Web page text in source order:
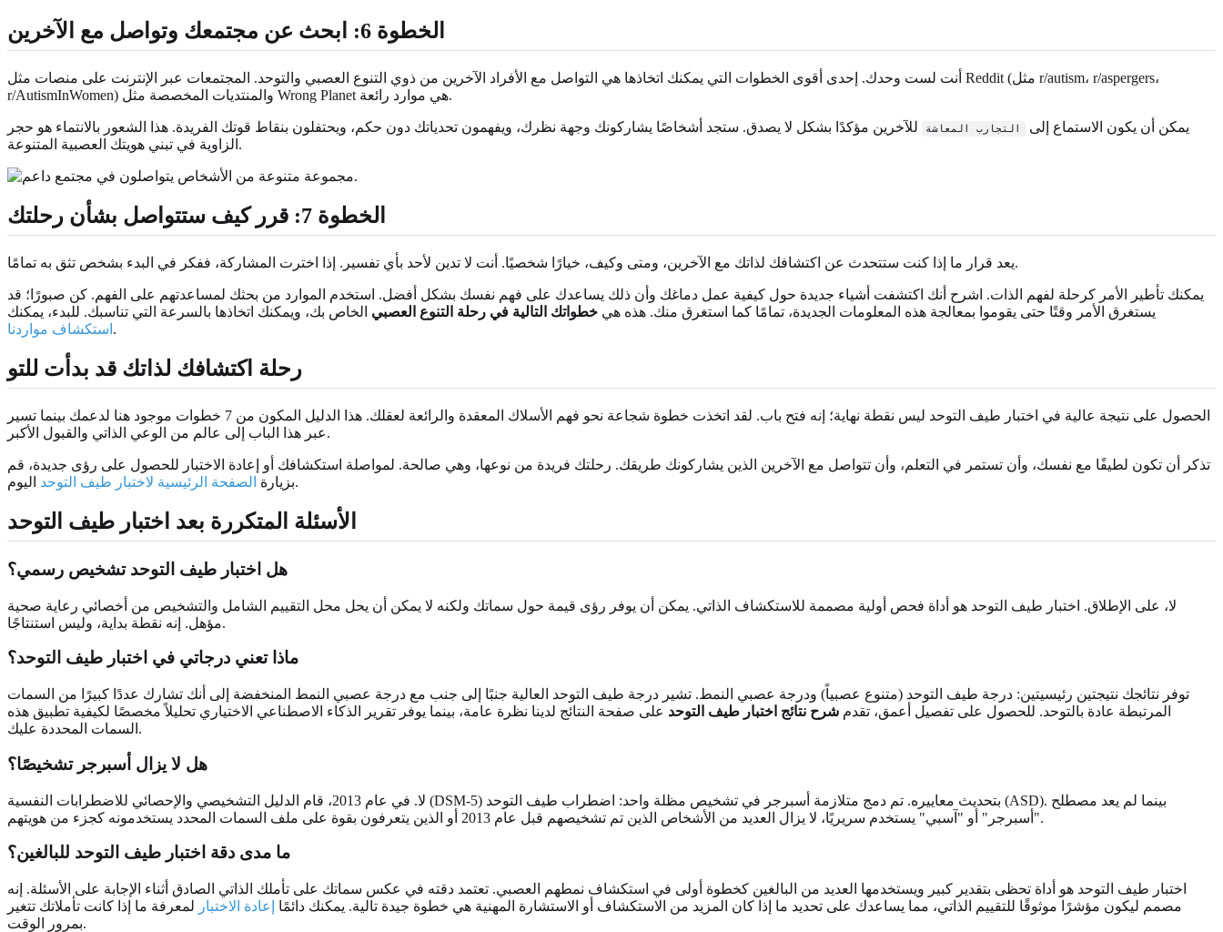
الخطوة 6: ابحث عن مجتمعك وتواصل مع الآخرين
أنت لست وحدك. إحدى أقوى الخطوات التي يمكنك اتخاذها هي التواصل مع الأفراد الآخرين من ذوي التنوع العصبي والتوحد. المجتمعات عبر الإنترنت على منصات مثل Reddit (مثل r/autism، r/aspergers،
r/AutismInWomen) والمنتديات المخصصة مثل Wrong Planet هي موارد رائعة.
يمكن أن يكون الاستماع إلى التجارب المعاشة
للآخرين مؤكدًا بشكل لا يصدق. ستجد أشخاصًا يشاركونك وجهة نظرك، ويفهمون تحدياتك دون حكم، ويحتفلون بنقاط قوتك الفريدة. هذا الشعور بالانتماء هو حجر
الزاوية في تبني هويتك العصبية المتنوعة.
الخطوة 7: قرر كيف ستتواصل بشأن رحلتك
يعد قرار ما إذا كنت ستتحدث عن اكتشافك لذاتك مع الآخرين، ومتى وكيف، خيارًا شخصيًا. أنت لا تدين لأحد بأي تفسير. إذا اخترت المشاركة، ففكر في البدء بشخص تثق به تمامًا.
يمكنك تأطير الأمر كرحلة لفهم الذات. اشرح أنك اكتشفت أشياء جديدة حول كيفية عمل دماغك وأن ذلك يساعدك على فهم نفسك بشكل أفضل. استخدم الموارد من بحثك لمساعدتهم على الفهم. كن صبورًا؛ قد
يستغرق الأمر وقتًا حتى يقوموا بمعالجة هذه المعلومات الجديدة، تمامًا كما استغرق منك. هذه هي خطواتك التالية في رحلة التنوع العصبي الخاص بك، ويمكنك اتخاذها بالسرعة التي تناسبك. للبدء، يمكنك
استكشاف مواردنا .
رحلة اكتشافك لذاتك قد بدأت للتو
الحصول على نتيجة عالية في اختبار طيف التوحد ليس نقطة نهاية؛ إنه فتح باب. لقد اتخذت خطوة شجاعة نحو فهم الأسلاك المعقدة والرائعة لعقلك. هذا الدليل المكون من 7 خطوات موجود هنا لدعمك بينما تسير
عبر هذا الباب إلى عالم من الوعي الذاتي والقبول الأكبر.
تذكر أن تكون لطيفًا مع نفسك، وأن تستمر في التعلم، وأن تتواصل مع الآخرين الذين يشاركونك طريقك. رحلتك فريدة من نوعها، وهي صالحة. لمواصلة استكشافك أو إعادة الاختبار للحصول على رؤى جديدة، قم
بزيارة الصفحة الرئيسية لاختبار طيف التوحد اليوم.
الأسئلة المتكررة بعد اختبار طيف التوحد
هل اختبار طيف التوحد تشخيص رسمي؟
لا، على الإطلاق. اختبار طيف التوحد هو أداة فحص أولية مصممة للاستكشاف الذاتي. يمكن أن يوفر رؤى قيمة حول سماتك ولكنه لا يمكن أن يحل محل التقييم الشامل والتشخيص من أخصائي رعاية صحية
مؤهل. إنه نقطة بداية، وليس استنتاجًا.
ماذا تعني درجاتي في اختبار طيف التوحد؟
توفر نتائجك نتيجتين رئيسيتين: درجة طيف التوحد (متنوع عصبياً) ودرجة عصبي النمط. تشير درجة طيف التوحد العالية جنبًا إلى جنب مع درجة عصبي النمط المنخفضة إلى أنك تشارك عددًا كبيرًا من السمات
المرتبطة عادة بالتوحد. للحصول على تفصيل أعمق، تقدم شرح نتائج اختبار طيف التوحد على صفحة النتائج لدينا نظرة عامة، بينما يوفر تقرير الذكاء الاصطناعي الاختياري تحليلاً مخصصًا لكيفية تطبيق هذه
السمات المحددة عليك.
هل لا يزال أسبرجر تشخيصًا؟
لا. في عام 2013، قام الدليل التشخيصي والإحصائي للاضطرابات النفسية (DSM-5) بتحديث معاييره. تم دمج متلازمة أسبرجر في تشخيص مظلة واحد: اضطراب طيف التوحد (ASD). بينما لم يعد مصطلح
"أسبرجر" أو "آسبي" يستخدم سريريًا، لا يزال العديد من الأشخاص الذين تم تشخيصهم قبل عام 2013 أو الذين يتعرفون بقوة على ملف السمات المحدد يستخدمونه كجزء من هويتهم.
ما مدى دقة اختبار طيف التوحد للبالغين؟
اختبار طيف التوحد هو أداة تحظى بتقدير كبير ويستخدمها العديد من البالغين كخطوة أولى في استكشاف نمطهم العصبي. تعتمد دقته في عكس سماتك على تأملك الذاتي الصادق أثناء الإجابة على الأسئلة. إنه
مصمم ليكون مؤشرًا موثوقًا للتقييم الذاتي، مما يساعدك على تحديد ما إذا كان المزيد من الاستكشاف أو الاستشارة المهنية هي خطوة جيدة تالية. يمكنك دائمًا
إعادة الاختبار لمعرفة ما إذا كانت تأملاتك تتغير
بمرور الوقت.